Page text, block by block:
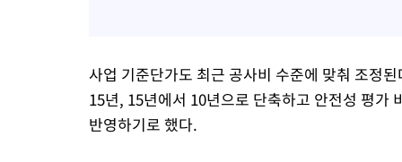
사업 기준단가도 최근 공사비 수준에 맞춰 조정
15년, 15년에서 10년으로 단축하고 안전성 평가
반영하기로 했다.